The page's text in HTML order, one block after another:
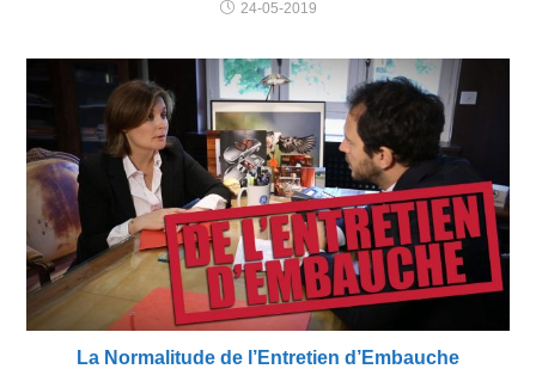
24-05-2019
La Normalitude de l’Entretien d’Embauche